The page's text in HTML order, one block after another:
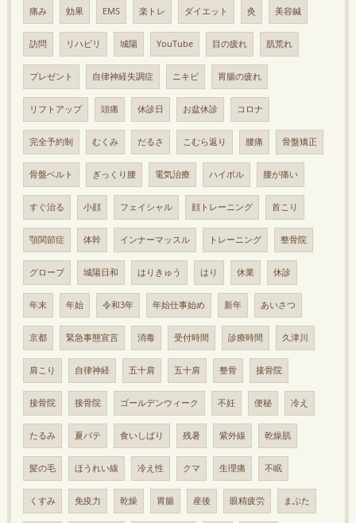
痛み 効果 EMS 楽トレ ダイエット 灸 美容鍼
訪問 リハビリ 城陽 YouTube 目の疲れ 肌荒れ
プレゼント 自律神経失調症 ニキビ 胃腸の疲れ
リフトアップ 頭痛 休診日 お盆休診 コロナ
完全予約制 むくみ だるさ こむら返り 腰痛 骨盤矯正
骨盤ベルト ぎっくり腰 電気治療 ハイボル 腰が痛い
すぐ治る 小顔 フェイシャル 顔トレーニング 首こり
顎関節症 体幹 インナーマッスル トレーニング 整骨院
グローブ 城陽日和 はりきゅう はり 休業 休診
年末 年始 令和3年 年始仕事始め 新年 あいさつ
京都 緊急事態宣言 消毒 受付時間 診療時間 久津川
肩こり 自律神経 五十肩 五十肩 整骨 接骨院
接骨院 接骨院 ゴールデンウィーク 不妊 便秘 冷え
たるみ 夏バテ 食いしばり 残暑 紫外線 乾燥肌
髪の毛 ほうれい線 冷え性 クマ 生理痛 不眠
くすみ 免疫力 乾燥 胃腸 産後 眼精疲労 まぶた